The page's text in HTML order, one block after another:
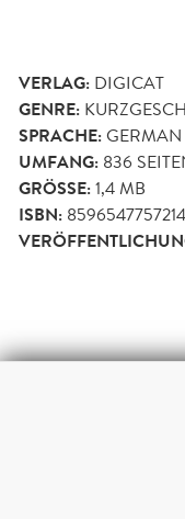
VERLAG: DIGICAT
GENRE:
SPRACHE:GERMAN
UMFANG: 836
GRÖSSE: 1,4 MB
ISBN: 8596547757214